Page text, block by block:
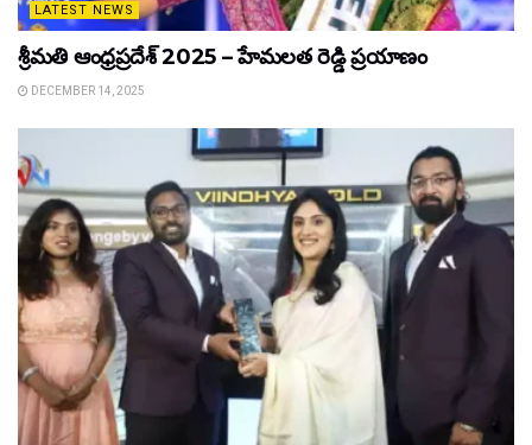
LATEST NEWS
శ్రీమతి ఆంధ్రప్రదేశ్ 2025 – హేమలత రెడ్డి ప్రయాణం
DECEMBER 14, 2025